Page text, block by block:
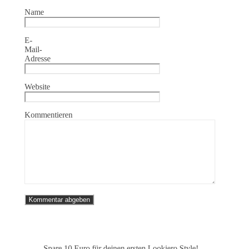
Name
E-
Mail-
Adresse
Website
Kommentieren